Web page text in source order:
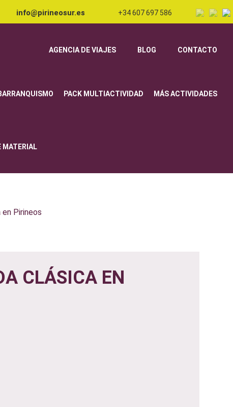
info@pirineosur.es +34 607 697 586
AGENCIA DE VIAJES BLOG CONTACTO
PACK MULTIACTIVIDAD MÁS ACTIVIDADES
MATERIAL
en Pirineos
CLÁSICA EN